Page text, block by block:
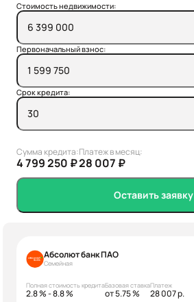
Стоимость недвижимости:
Первоначальный взнос:
Срок кредита:
Сумма кредита:
4 799 250 ₽
Платеж в месяц:
28 007 ₽
Оставить заявку
Абсолют банк ПАО
Семейная
Полная стоимость кредита
2.8 % - 8.8 %
Базовая ставка
от 5.75 %
Платеж
28 007 р.